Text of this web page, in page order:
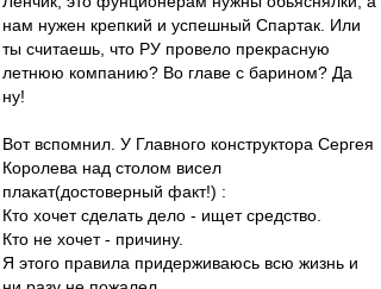
нам нужен крепкий и успешный Спартак. Или
ты считаешь, что РУ провело прекрасную
летнюю компанию? Во главе с барином? Да
ну!
Вот вспомнил. У Главного конструктора Сергея
Королева над столом висел
плакат(достоверный факт!) :
Кто хочет сделать дело - ищет средство.
Кто не хочет - причину.
Я этого правила придерживаюсь всю жизнь и